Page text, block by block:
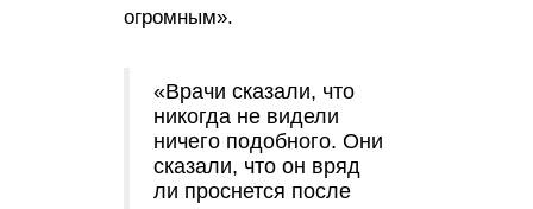
огромным».
«Врачи сказали, что
никогда не видели
ничего подобного. Они
сказали, что он вряд
ли проснется после